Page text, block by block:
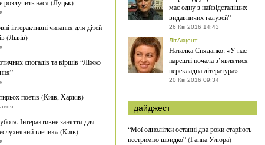
розлучить нас» (Луцьк)
інтерактивні читання для дітей
(Львів)
спогадів та віршів “Ліжко
поетів (Київ, Харків)
Інтерактивне заняття для
глечик» (Київ)
має одну з найвідсталіших
видавничих галузей”
26 Кві 2016 14:43
ЛітАкцент:
Наталка Сняданко: «У нас
нарешті почала з’являтися
перекладна література»
20 Кві 2016 09:34
дайджест
“Мої однолітки останні два роки старіють
нестримно швидко” (Ганна Улюра)